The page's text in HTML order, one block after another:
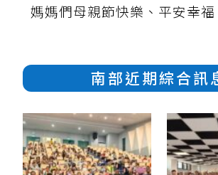
媽媽們母親節快樂、平安幸福
南部近期綜合訊